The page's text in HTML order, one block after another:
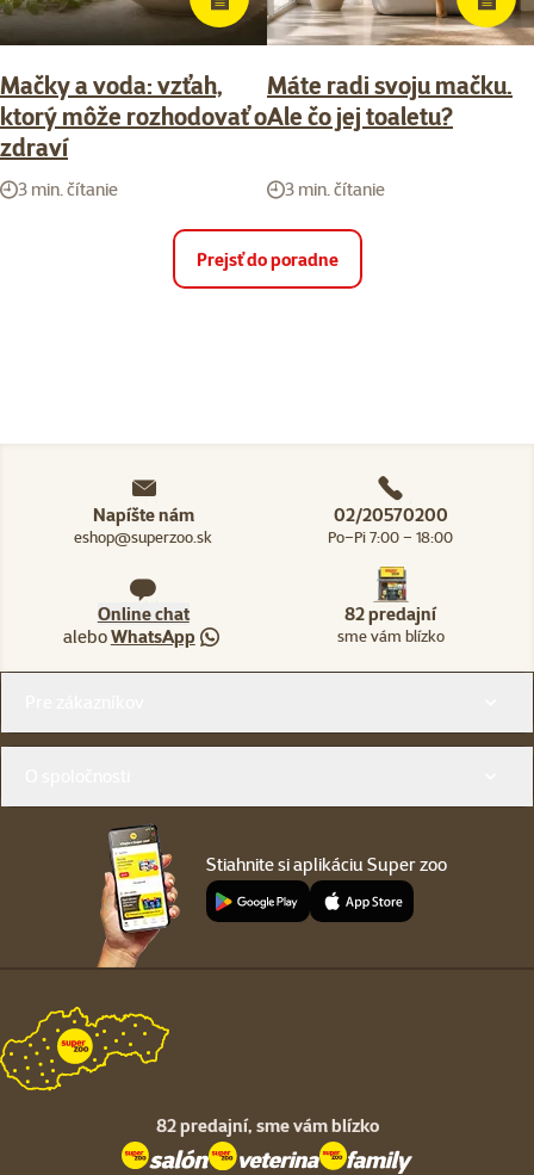
Mačky a voda: vzťah,
ktorý môže rozhodovať o
zdraví
3 min. čítanie
Máte radi svoju mačku.
Ale čo jej toaletu?
3 min. čítanie
Prejsť do poradne
Napíšte nám
eshop@superzoo.sk
02/20570200
Po–Pi 7:00 – 18:00
Online chat
aleboWhatsApp
82 predajní
sme vám blízko
Stiahnite si aplikáciu Super zoo
82 predajní, sme vám blízko